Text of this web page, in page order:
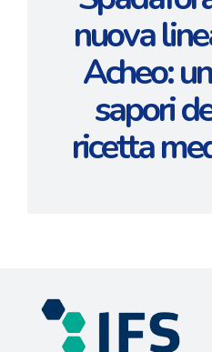
nuova
Acheo:
sapori
ricetta